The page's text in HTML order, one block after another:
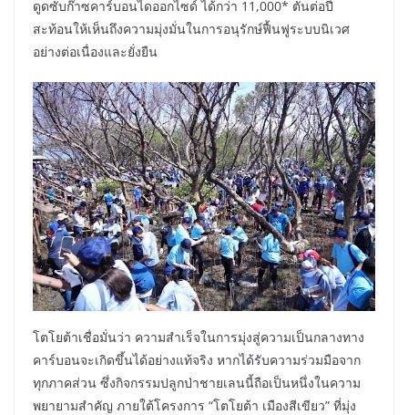
ดูดซับก๊าซคาร์บอนไดออกไซด์ ได้กว่า 11,000* ตันต่อปี
สะท้อนให้เห็นถึงความมุ่งมั่นในการอนุรักษ์ฟื้นฟูระบบนิเวศ
อย่างต่อเนื่องและยั่งยืน
โตโยต้าเชื่อมั่นว่า ความสำเร็จในการมุ่งสู่ความเป็นกลางทาง
คาร์บอนจะเกิดขึ้นได้อย่างแท้จริง หากได้รับความร่วมมือจาก
ทุกภาคส่วน ซึ่งกิจกรรมปลูกป่าชายเลนนี้ถือเป็นหนึ่งในความ
พยายามสำคัญ ภายใต้โครงการ “โตโยต้า เมืองสีเขียว” ที่มุ่ง